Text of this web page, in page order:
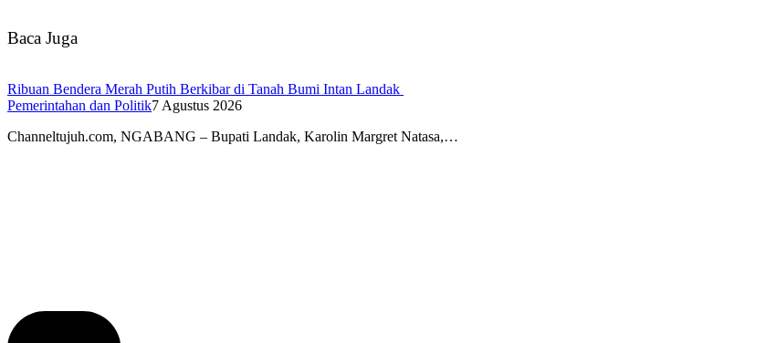
Baca Juga
Ribuan Bendera Merah Putih Berkibar di Tanah Bumi Intan Landak
Pemerintahan dan Politik7 Agustus 2026
Channeltujuh.com, NGABANG – Bupati Landak, Karolin Margret Natasa,…